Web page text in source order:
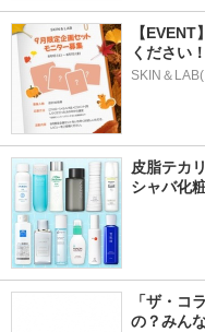
【
ください！
SKIN＆
皮脂テカ
シャバ化
「ザ・コ
の？みん